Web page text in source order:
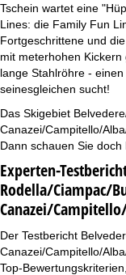
Tschein wartet eine
Lines: die Family Fun
Fortgeschrittene und
mit meterhohen
lange Stahlröhre -
seinesgleichen sucht!
Das Skigebiet
Canazei/Campitello/
Dann schauen Sie
Experten-
Rodella/Ciampac/
Canazei/
Der Testbericht
Canazei/Campitello/
Top-